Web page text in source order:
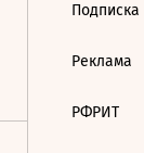
Подписка
Реклама
РФРИТ